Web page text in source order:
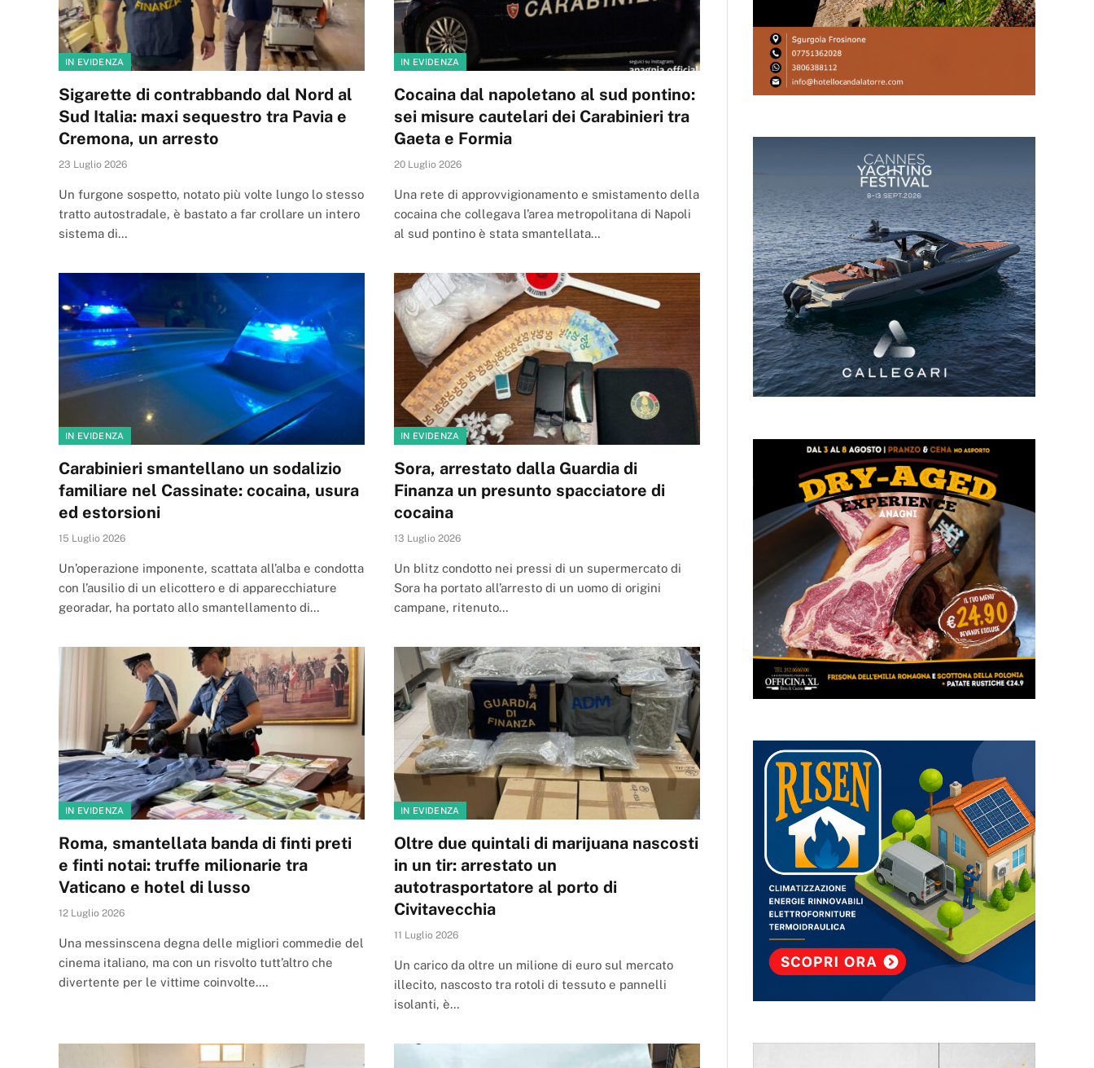
IN EVIDENZA
Sigarette di contrabbando dal Nord al
Sud Italia: maxi sequestro tra Pavia e
Cremona, un arresto
23 Luglio 2026
Un furgone sospetto, notato più volte lungo lo stesso
tratto autostradale, è bastato a far crollare un intero
sistema di…
IN EVIDENZA
Cocaina dal napoletano al sud pontino:
sei misure cautelari dei Carabinieri tra
Gaeta e Formia
20 Luglio 2026
Una rete di approvvigionamento e smistamento della
cocaina che collegava l’area metropolitana di Napoli
al sud pontino è stata smantellata…
IN EVIDENZA
Carabinieri smantellano un sodalizio
familiare nel Cassinate: cocaina, usura
ed estorsioni
15 Luglio 2026
Un’operazione imponente, scattata all’alba e condotta
con l’ausilio di un elicottero e di apparecchiature
georadar, ha portato allo smantellamento di…
IN EVIDENZA
Sora, arrestato dalla Guardia di
Finanza un presunto spacciatore di
cocaina
13 Luglio 2026
Un blitz condotto nei pressi di un supermercato di
Sora ha portato all’arresto di un uomo di origini
campane, ritenuto…
IN EVIDENZA
Roma, smantellata banda di finti preti
e finti notai: truffe milionarie tra
Vaticano e hotel di lusso
12 Luglio 2026
Una messinscena degna delle migliori commedie del
cinema italiano, ma con un risvolto tutt’altro che
divertente per le vittime coinvolte.…
IN EVIDENZA
Oltre due quintali di marijuana nascosti
in un tir: arrestato un
autotrasportatore al porto di
Civitavecchia
11 Luglio 2026
Un carico da oltre un milione di euro sul mercato
illecito, nascosto tra rotoli di tessuto e pannelli
isolanti, è…